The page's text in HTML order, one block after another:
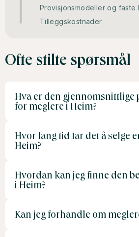
Provisjonsmodeller og faste
Tilleggskostnader
Ofte stilte spørsmål
Hva er den gjennomsnittlige
for meglere i Heim?
Provisjonen ligger vanligvis mellom 1
salgssummen, men dette avhenger
Hvor lang tid tar det å selge
Heim?
Gjennomsnittlig salgstid i Heim er
dager, men dette kan variere basert
Hvordan kan jeg finne den
i Heim?
Sammenlign tilbud fra flere meglere,
Kan jeg forhandle om